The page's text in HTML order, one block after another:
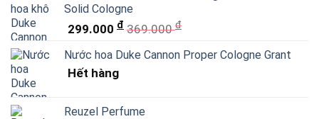
Solid Cologne
299.000 đ 369.000đ
Nước hoa Duke Cannon Proper Cologne Grant
Hết hàng
Reuzel Perfume